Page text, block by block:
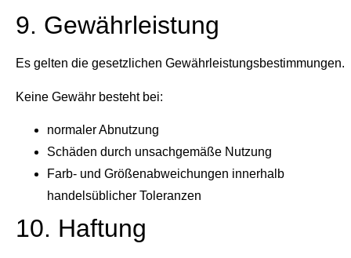
9. Gewährleistung
Es gelten die gesetzlichen Gewährleistungsbestimmungen.
Keine Gewähr besteht bei:
normaler Abnutzung
Schäden durch unsachgemäße Nutzung
Farb- und Größenabweichungen innerhalb
handelsüblicher Toleranzen
10. Haftung